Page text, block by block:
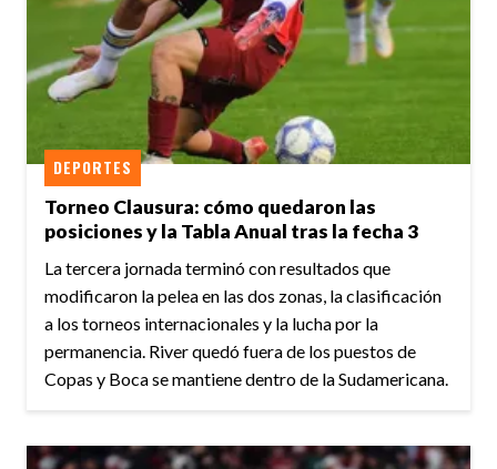
Torneo Clausura: cómo quedaron las
posiciones y la Tabla Anual tras la fecha 3
DEPORTES
La tercera jornada terminó con resultados que
modificaron la pelea en las dos zonas, la clasificación
a los torneos internacionales y la lucha por la
permanencia. River quedó fuera de los puestos de
Copas y Boca se mantiene dentro de la Sudamericana.